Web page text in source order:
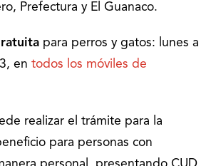
Prefectura y El Guanaco.
para perros y gatos: lunes a
en todos los móviles de
realizar el trámite para la
para personas con